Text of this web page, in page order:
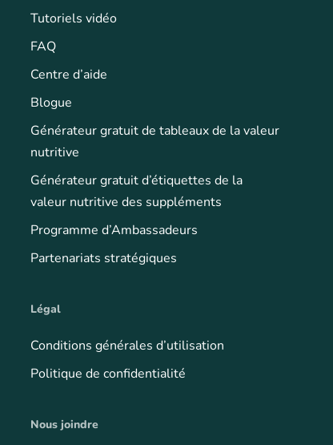
Tutoriels vidéo
FAQ
Centre d’aide
Blogue
Générateur gratuit de tableaux de la valeur
nutritive
Générateur gratuit d’étiquettes de la
valeur nutritive des suppléments
Programme d’Ambassadeurs
Partenariats stratégiques
Légal
Conditions générales d’utilisation
Politique de confidentialité
Nous joindre